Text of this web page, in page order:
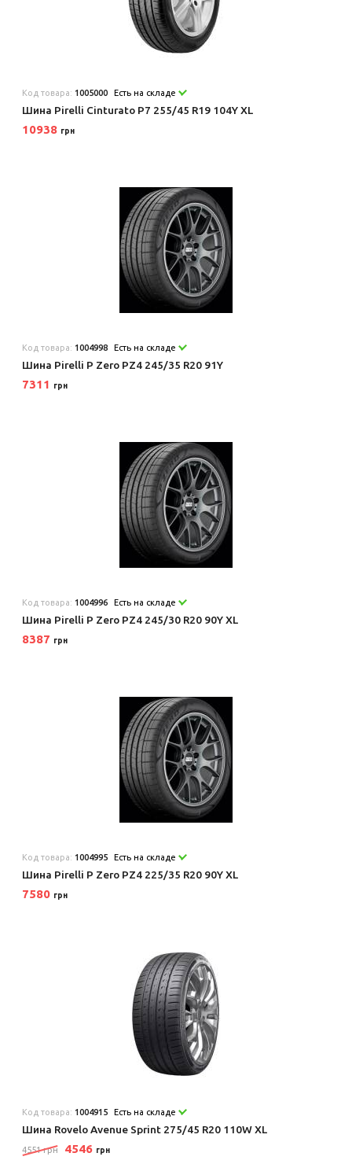
Код товара: 1005000 Есть на складе
Шина Pirelli Cinturato P7 255/45 R19 104Y XL
10938 грн
Код товара: 1004998 Есть на складе
Шина Pirelli P Zero PZ4 245/35 R20 91Y
7311 грн
Код товара: 1004996 Есть на складе
Шина Pirelli P Zero PZ4 245/30 R20 90Y XL
8387 грн
Код товара: 1004995 Есть на складе
Шина Pirelli P Zero PZ4 225/35 R20 90Y XL
7580 грн
Код товара: 1004915 Есть на складе
Шина Rovelo Avenue Sprint 275/45 R20 110W XL
4551 грн 4546 грн